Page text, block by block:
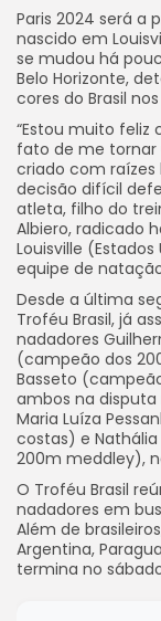
Paris 2024 será a
nascido em
se mudou há
Belo Horizonte,
cores do Brasil
“Estou muito feliz
fato de me tornar
criado com raízes
decisão difícil
atleta, filho do
Albiero, radicado
Louisville
equipe de
Desde a última
Troféu Brasil, já
nadadores
(campeão dos
Basseto
ambos na
Maria Luíza
costas) e
200m meddley),
O Troféu Brasil
nadadores em
Além de
Argentina,
termina no